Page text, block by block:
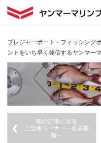
プレジャーボート・フィッシング
ントをいち早く発信するヤンマー
前の記事に戻る
ご当地コーナー～名古屋
編～